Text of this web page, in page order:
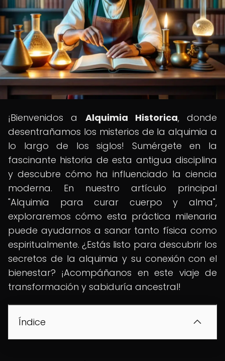
¡Bienvenidos a Alquimia Historica, donde
desentrañamos los misterios de la alquimia a
lo largo de los siglos! Sumérgete en la
fascinante historia de esta antigua disciplina
y descubre cómo ha influenciado la ciencia
moderna. En nuestro artículo principal
"Alquimia para curar cuerpo y alma",
exploraremos cómo esta práctica milenaria
puede ayudarnos a sanar tanto física como
espiritualmente. ¿Estás listo para descubrir los
secretos de la alquimia y su conexión con el
bienestar? ¡Acompáñanos en este viaje de
transformación y sabiduría ancestral!
Índice